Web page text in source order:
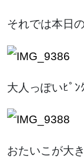
それでは本日
大人っぽいﾋﾟ
おたいこが大